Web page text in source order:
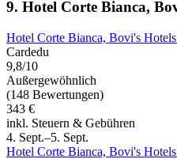
9. Hotel Corte Bianca,
Hotel Corte Bianca, Bovi's
Cardedu
9,8/10
Außergewöhnlich
(148 Bewertungen)
343 €
inkl. Steuern & Gebühren
4. Sept.–5. Sept.
Hotel Corte Bianca, Bovi's